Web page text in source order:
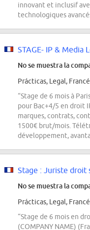
innovant et inclusif
technologiques
STAGE- IP & Media
No se muestra la
Prácticas, Legal,
“Stage de 6 mois à
pour Bac+4/5 en droit
marques, contrats,
1500€ brut/mois.
développement,
Stage : Juriste droit
No se muestra la
Prácticas, Legal,
“Stage de 6 mois en
(COMPANY NAME)